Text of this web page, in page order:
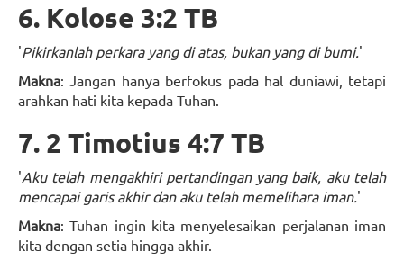
6. Kolose 3:2 TB
'Pikirkanlah perkara yang di atas, bukan yang di bumi.'
Makna: Jangan hanya berfokus pada hal duniawi, tetapi
arahkan hati kita kepada Tuhan.
7. 2 Timotius 4:7 TB
'Aku telah mengakhiri pertandingan yang baik, aku telah
mencapai garis akhir dan aku telah memelihara iman.'
Makna: Tuhan ingin kita menyelesaikan perjalanan iman
kita dengan setia hingga akhir.